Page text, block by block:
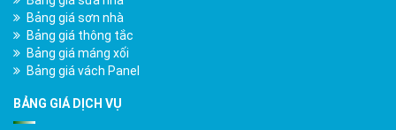
Bảng giá sơn nhà
Bảng giá thông tắc
Bảng giá máng xối
Bảng giá vách Panel
BẢNG GIÁ DỊCH VỤ